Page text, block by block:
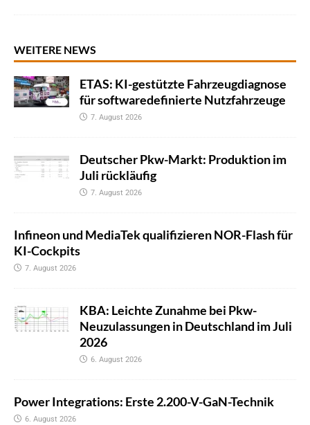
WEITERE NEWS
ETAS: KI-gestützte Fahrzeugdiagnose
für softwaredefinierte Nutzfahrzeuge
7. August 2026
Deutscher Pkw-Markt: Produktion im
Juli rückläufig
7. August 2026
Infineon und MediaTek qualifizieren NOR-Flash für
KI-Cockpits
7. August 2026
KBA: Leichte Zunahme bei Pkw-
Neuzulassungen in Deutschland im Juli
2026
6. August 2026
Power Integrations: Erste 2.200-V-GaN-Technik
6. August 2026